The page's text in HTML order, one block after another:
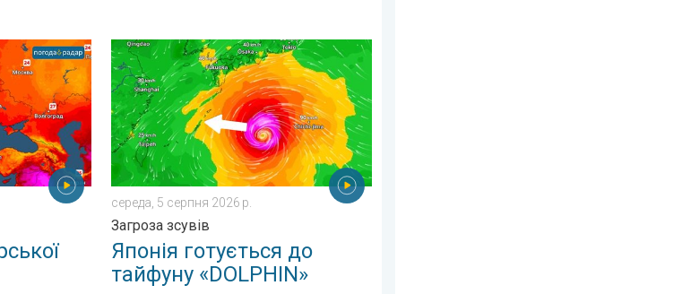
липня 2026 р.
в Європі. До 30 градусів. . . пʼятниця, 31 липня 2026 р.
Японія готується до тайфуну «DOLPHIN». Загроза зсувів. . . середа, 5 серпня 2026 р.
середа, 5 серпня 2026 р.
Загроза зсувів
Японія готується до
тайфуну «DOLPHIN»